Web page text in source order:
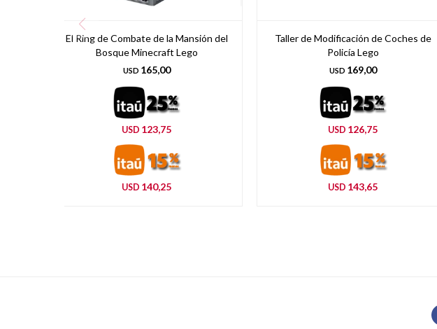
El Ring de Combate de la Mansión del
Bosque Minecraft Lego
USD 165,00
USD 123,75
USD 140,25
Taller de Modificación de Coches de
Policía Lego
USD 169,00
USD 126,75
USD 143,65